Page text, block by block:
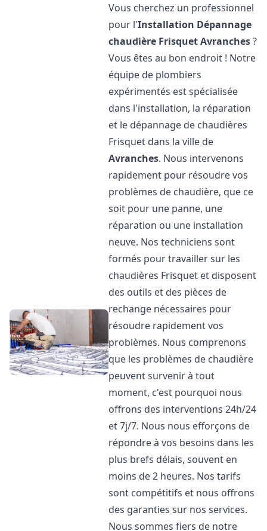
Vous cherchez un professionnel
pour l'Installation Dépannage
chaudière FrisquetAvranches?
Vous êtes au bon endroit ! Notre
équipe de plombiers
expérimentés est spécialisée
dans l'installation, la réparation
et le dépannage de chaudières
Frisquet dans la ville de
Avranches. Nous intervenons
rapidement pour résoudre vos
problèmes de chaudière, que ce
soit pour une panne, une
réparation ou une installation
neuve. Nos techniciens sont
formés pour travailler sur les
chaudières Frisquet et disposent
des outils et des pièces de
rechange nécessaires pour
résoudre rapidement vos
problèmes. Nous comprenons
que les problèmes de chaudière
peuvent survenir à tout
moment, c'est pourquoi nous
offrons des interventions 24h/24
et 7j/7. Nous nous efforçons de
répondre à vos besoins dans les
plus brefs délais, souvent en
moins de 2 heures. Nos tarifs
sont compétitifs et nous offrons
des garanties sur nos services.
Nous sommes fiers de notre